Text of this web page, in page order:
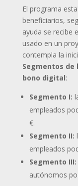
El programa
beneficiarios,
ayuda se recibe
usado en un
contempla la
Segmentos de
bono digital:
Segmento I:
empleados
€.
Segmento II:
empleados
Segmento III:
autónomos